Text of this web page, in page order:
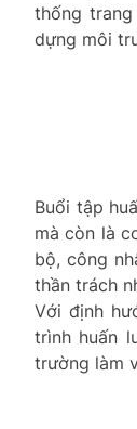
thống
dựng môi
Buổi tập
mà còn là
bộ, công
thần trách
Với định
trình huấn
trường làm